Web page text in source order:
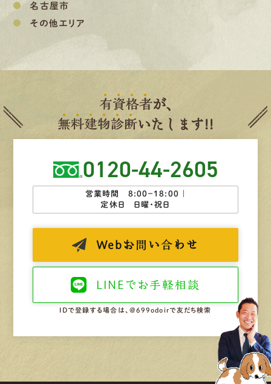
名古屋市
その他エリア
有資格者が、
無料建物診断いたします!!
0120-44-2605
営業時間 8:00−18:00 ｜
定休日 日曜・祝日
Web お問い合わせ
LINEで お手軽相談
IDで登録する場合は、@699odoirで友だち検索